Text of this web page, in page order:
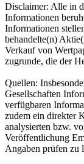
Disclaimer: Alle in
Informationen
Informationen
behandelte(n)
Verkauf von
zugrunde, die der
Quellen:
Gesellschaften
verfügbaren
zudem ein direkter
analysierten bzw.
Veröffentlichung
Angaben prüfen zu